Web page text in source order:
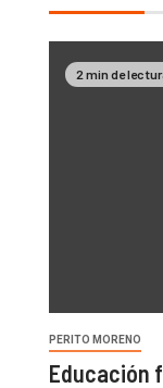
2 min de
PERITO MORENO
Educación